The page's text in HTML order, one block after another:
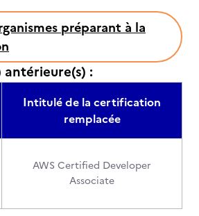
préparant à la
:
Intitulé de la certification
remplacée
AWS Certified Developer
Associate